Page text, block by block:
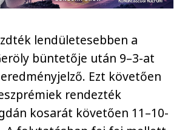
lendületesebben a
büntetője után 9–3-at
Ezt követően
rendezték
kosarát követően 11–10-